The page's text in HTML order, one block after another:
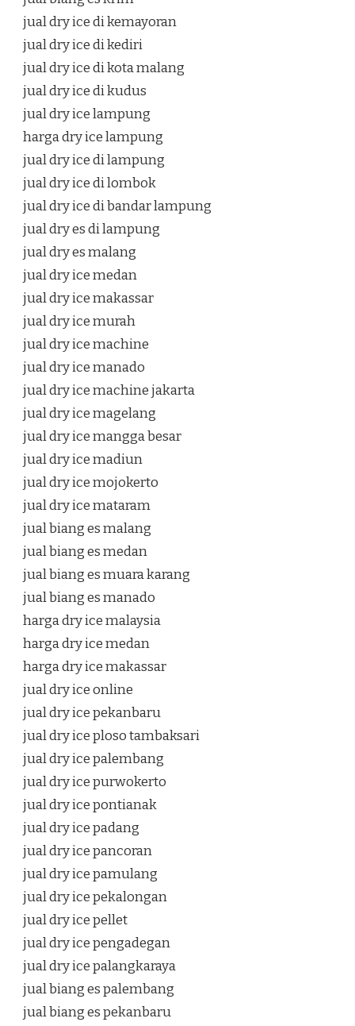
jual dry ice di kemayoran
jual dry ice di kediri
jual dry ice di kota malang
jual dry ice di kudus
jual dry ice lampung
harga dry ice lampung
jual dry ice di lampung
jual dry ice di lombok
jual dry ice di bandar lampung
jual dry es di lampung
jual dry es malang
jual dry ice medan
jual dry ice makassar
jual dry ice murah
jual dry ice machine
jual dry ice manado
jual dry ice machine jakarta
jual dry ice magelang
jual dry ice mangga besar
jual dry ice madiun
jual dry ice mojokerto
jual dry ice mataram
jual biang es malang
jual biang es medan
jual biang es muara karang
jual biang es manado
harga dry ice malaysia
harga dry ice medan
harga dry ice makassar
jual dry ice online
jual dry ice pekanbaru
jual dry ice ploso tambaksari
jual dry ice palembang
jual dry ice purwokerto
jual dry ice pontianak
jual dry ice padang
jual dry ice pancoran
jual dry ice pamulang
jual dry ice pekalongan
jual dry ice pellet
jual dry ice pengadegan
jual dry ice palangkaraya
jual biang es palembang
jual biang es pekanbaru